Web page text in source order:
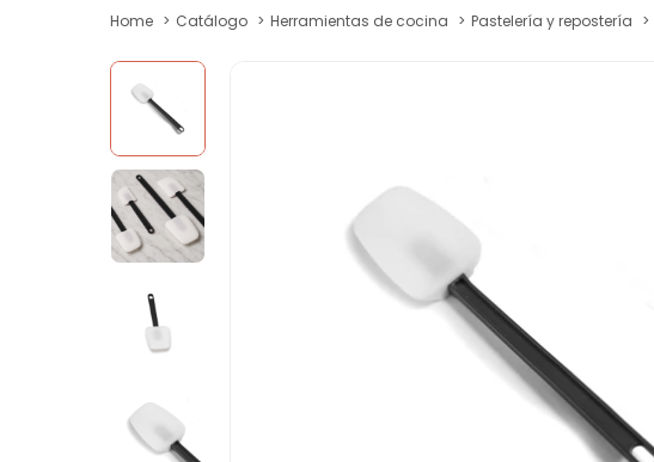
Home Catálogo Herramientas de cocina Pastelería y repostería